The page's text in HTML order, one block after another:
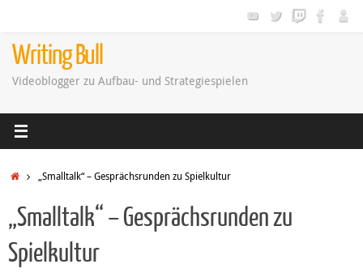
Writing Bull
Videoblogger zu Aufbau- und Strategiespielen
Startseite
„Smalltalk“ – Gesprächsrunden zu Spielkultur
„Smalltalk“ – Gesprächsrunden zu
Spielkultur